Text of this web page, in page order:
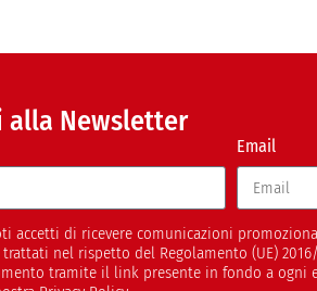
alla Newsletter
Email
accetti di ricevere comunicazioni
nel rispetto del Regolamento (UE)
tramite il link presente in fondo a ogni